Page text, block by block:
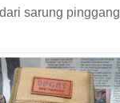
sarung